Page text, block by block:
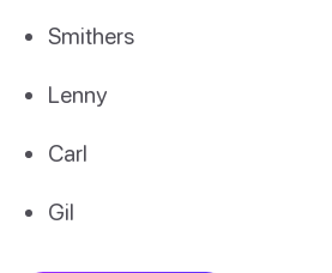
Smithers
Lenny
Carl
Gil